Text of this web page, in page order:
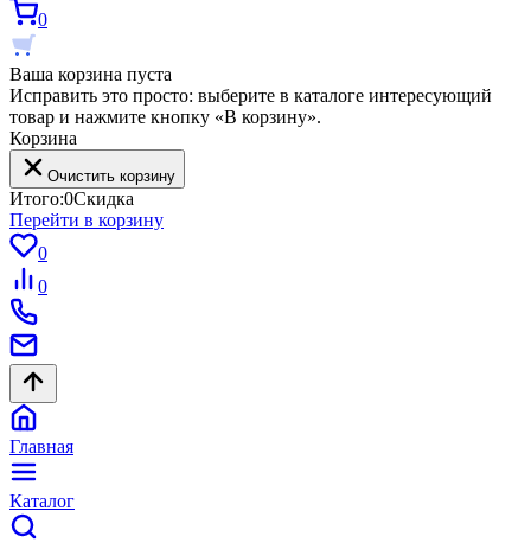
0
Ваша корзина пуста
Исправить это просто: выберите в каталоге интересующий
товар и нажмите кнопку «В корзину».
Корзина
Очистить корзину
Итого:0Скидка
Перейти в корзину
0
0
Главная
Каталог